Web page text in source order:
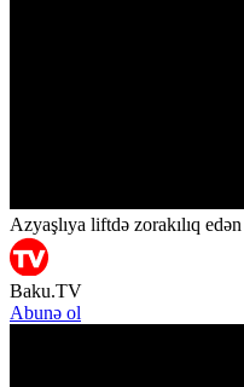
Azyaşlıya liftdə zorakılıq
Baku.TV
Abunə ol